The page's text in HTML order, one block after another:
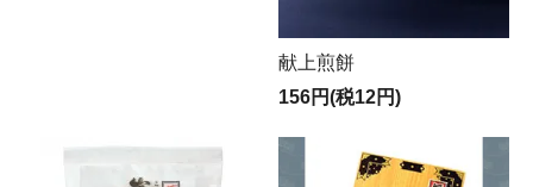
献上煎餅
156円(税12円)